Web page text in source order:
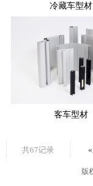
冷藏车型材
客车型材
共67记录
版